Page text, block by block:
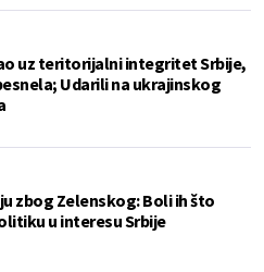
uz teritorijalni integritet Srbije,
Udarili na ukrajinskog
zbog Zelenskog: Boli ih što
u interesu Srbije